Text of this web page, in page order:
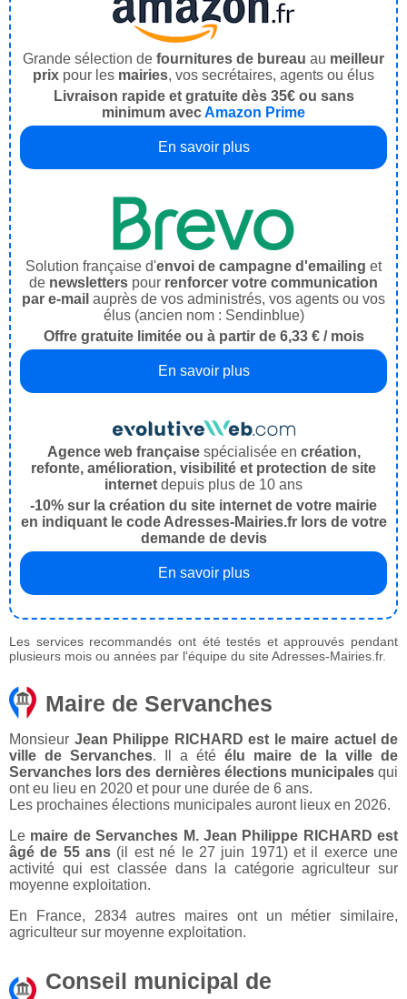
Grande sélection de fournitures de bureau au meilleur
prix pour les mairies, vos secrétaires, agents ou élus
Livraison rapide et gratuite dès 35€ ou sans
minimum avecAmazon Prime
En savoir plus
Solution française d'envoi de campagne d'emailing et
de newsletters pour renforcer votre communication
par e-mail auprès de vos administrés, vos agents ou vos
élus (ancien nom : Sendinblue)
Offre gratuite limitée ou à partir de 6,33 € / mois
En savoir plus
Agence web françaisespécialisée en création,
refonte, amélioration, visibilité et protection de site
internet depuis plus de 10 ans
-10% sur la création du site internet de votre mairie
en indiquant le code Adresses-Mairies.fr lors de votre
demande de devis
En savoir plus
Les services recommandés ont été testés et approuvés pendant
plusieurs mois ou années par l'équipe du site Adresses-Mairies.fr.
Maire de Servanches
Monsieur Jean Philippe RICHARD est le maire actuel de
ville de Servanches. Il a été élu maire de la ville de
Servanches lors des dernières élections municipalesqui
ont eu lieu en 2020 et pour une durée de 6 ans.
Les prochaines élections municipales auront lieux en 2026.
Le maire de Servanches M. Jean Philippe RICHARD est
âgé de 55 ans (il est né le 27 juin 1971) et il exerce une
activité qui est classée dans la catégorie agriculteur sur
moyenne exploitation.
En France, 2834 autres maires ont un métier similaire,
agriculteur sur moyenne exploitation.
Conseil municipal de